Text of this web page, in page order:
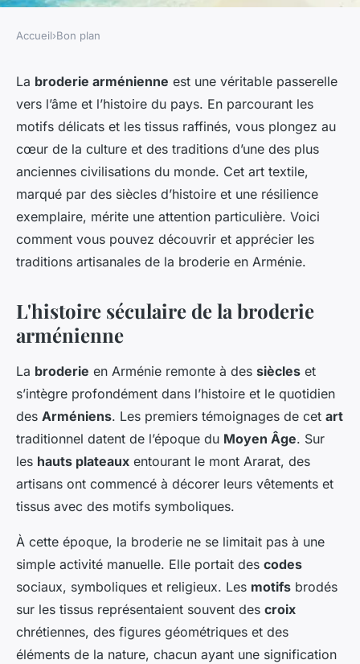
BON PLAN
Comment découvrir les
traditions artisanales de la
broderie en Arménie?
Louise•27 juin 2024•7 min de lecture
Accueil›Bon plan
La broderie arménienne est une véritable passerelle
vers l’âme et l’histoire du pays. En parcourant les
motifs délicats et les tissus raffinés, vous plongez au
cœur de la culture et des traditions d’une des plus
anciennes civilisations du monde. Cet art textile,
marqué par des siècles d’histoire et une résilience
exemplaire, mérite une attention particulière. Voici
comment vous pouvez découvrir et apprécier les
traditions artisanales de la broderie en Arménie.
L'histoire séculaire de la broderie
arménienne
La broderie en Arménie remonte à des siècles et
s’intègre profondément dans l’histoire et le quotidien
des Arméniens. Les premiers témoignages de cet art
traditionnel datent de l’époque du Moyen Âge. Sur
les hauts plateaux entourant le mont Ararat, des
artisans ont commencé à décorer leurs vêtements et
tissus avec des motifs symboliques.
À cette époque, la broderie ne se limitait pas à une
simple activité manuelle. Elle portait des codes
sociaux, symboliques et religieux. Les motifs brodés
sur les tissus représentaient souvent des croix
chrétiennes, des figures géométriques et des
éléments de la nature, chacun ayant une signification